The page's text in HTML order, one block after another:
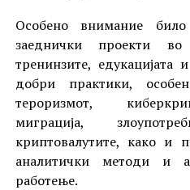
Особено внимание
заеднички проекти
тренинзите,
добри практики,
тероризмот,
миграција,
криптовалутите, како и
аналитички методи и
работење.